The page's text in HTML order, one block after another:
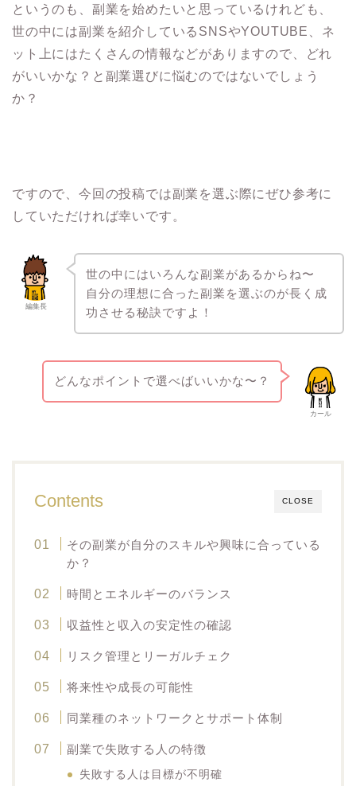
というのも、副業を始めたいと思っているけれども、
世の中には副業を紹介しているSNSやYOUTUBE、ネ
ット上にはたくさんの情報などがありますので、どれ
がいいかな？と副業選びに悩むのではないでしょう
か？
ですので、今回の投稿では副業を選ぶ際にぜひ参考に
していただければ幸いです。
編集長
世の中にはいろんな副業があるからね〜
自分の理想に合った副業を選ぶのが長く成
功させる秘訣ですよ！
カール
どんなポイントで選べばいいかな〜？
CLOSE
Contents
その副業が自分のスキルや興味に合っている
か？
時間とエネルギーのバランス
収益性と収入の安定性の確認
リスク管理とリーガルチェク
将来性や成長の可能性
同業種のネットワークとサポート体制
副業で失敗する人の特徴
失敗する人は目標が不明確